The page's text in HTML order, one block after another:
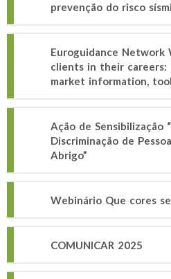
prevenção do risco
Euroguidance Network
clients in their careers:
market information,
Ação de Sensibilização
Discriminação de
Abrigo”
Webinário Que cores
COMUNICAR 2025